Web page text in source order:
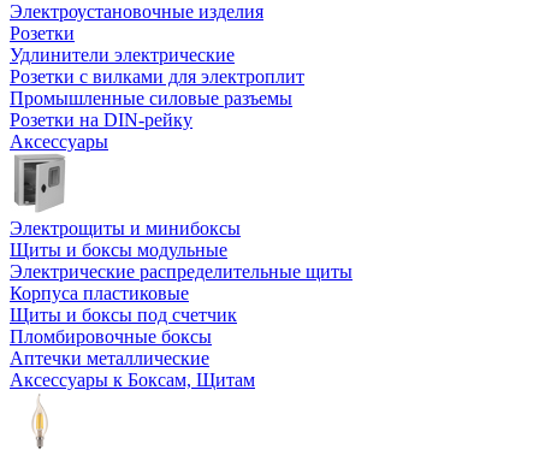
Электроустановочные изделия
Розетки
Удлинители электрические
Розетки с вилками для электроплит
Промышленные силовые разъемы
Розетки на DIN-рейку
Аксессуары
Электрощиты и минибоксы
Щиты и боксы модульные
Электрические распределительные щиты
Корпуса пластиковые
Щиты и боксы под счетчик
Пломбировочные боксы
Аптечки металлические
Аксессуары к Боксам, Щитам